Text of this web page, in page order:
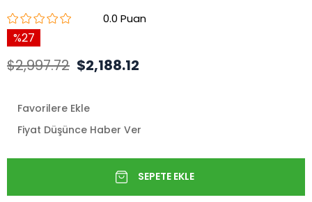
0.0
27
$2,997.72 $2,188.12
Favorilere Ekle
Fiyat Düşünce Haber Ver